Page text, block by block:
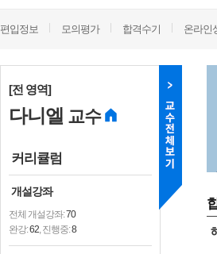
편입정보 모의평가 합격수기 온라인
[전 영역]
다니엘 교수
커리큘럼
개설강좌
전체 개설강좌:70
완강:62, 진행중:8